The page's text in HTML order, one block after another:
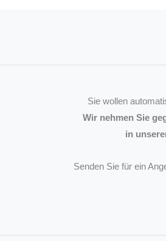
Sie wollen
Wir nehmen Sie
in
Senden Sie für ein